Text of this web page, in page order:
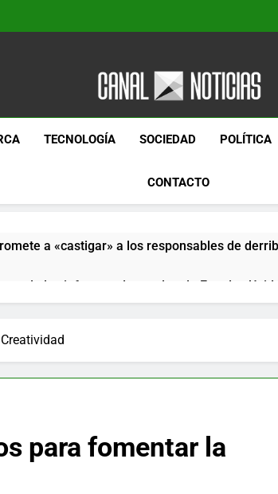
Canal
Canal Noticias
TECNOLOGÍA SOCIEDAD POLÍTICA
CONTACTO
a «castigar» a los responsables de
de los informes de empleo de Estados
y restaurador, Carl Ruiz, muere a los 44 años
Max Testo a Precios Especiales en México,
para fomentar la